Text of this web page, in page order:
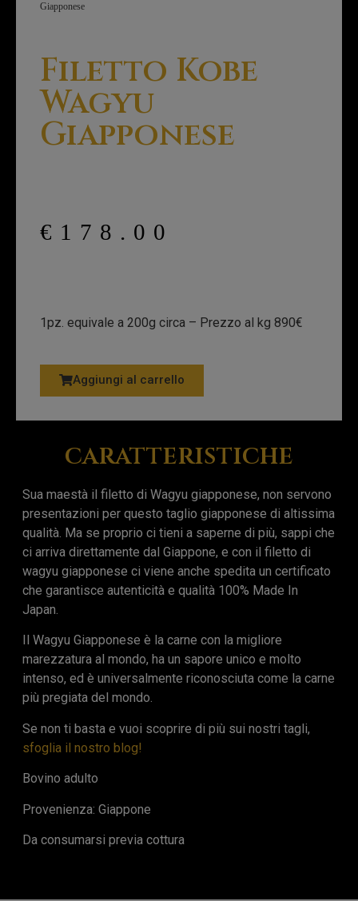
Giapponese
Filetto Kobe
Wagyu
Giapponese
€ 178.00
1pz. equivale a 200g circa – Prezzo al kg 890€
Aggiungi al carrello
caratteristiche
Sua maestà il filetto di Wagyu giapponese, non servono
presentazioni per questo taglio giapponese di altissima
qualità. Ma se proprio ci tieni a saperne di più, sappi che
ci arriva direttamente dal Giappone, e con il filetto di
wagyu giapponese ci viene anche spedita un certificato
che garantisce autenticità e qualità 100% Made In
Japan.
Il Wagyu Giapponese è la carne con la migliore
marezzatura al mondo, ha un sapore unico e molto
intenso, ed è universalmente riconosciuta come la carne
più pregiata del mondo.
Se non ti basta e vuoi scoprire di più sui nostri tagli,
sfoglia il nostro blog!
Bovino adulto
Provenienza: Giappone
Da consumarsi previa cottura